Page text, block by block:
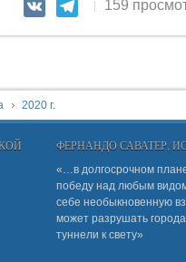
VK Telegram
159
2020 г.
ФЕРНАНДО САВАТЕР,
«…в долгосрочном
победу над любым
себе необыкновенную
может разрушать
туннели к свету»